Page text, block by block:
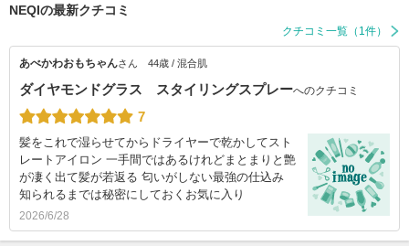
NEQIの最新クチコミ
クチコミ一覧（1件）
あべかわおもちゃんさん 44歳 / 混合肌
ダイヤモンドグラス スタイリングスプレーへのクチコミ
7
髪をこれで湿らせてからドライヤーで乾かしてスト
レートアイロン 一手間ではあるけれどまとまりと艶
が凄く出て髪が若返る 匂いがしない最強の仕込み
知られるまでは秘密にしておくお気に入り
2026/6/28